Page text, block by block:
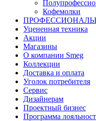
Кофемолки
Уцененная техника
Акции
Магазины
О компании Smeg
Коллекции
Доставка и оплата
Уголок потребителя
Сервис
Дизайнерам
Проектный бизнес
Программа